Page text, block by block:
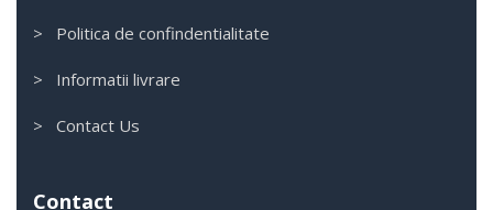
> Politica de confindentialitate
> Informatii livrare
> Contact Us
Contact